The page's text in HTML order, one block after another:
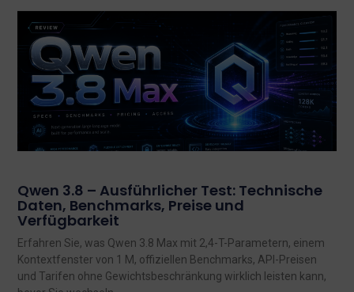
Qwen 3.8 – Ausführlicher Test: Technische
Daten, Benchmarks, Preise und
Verfügbarkeit
Erfahren Sie, was Qwen 3.8 Max mit 2,4-T-Parametern, einem
Kontextfenster von 1 M, offiziellen Benchmarks, API-Preisen
und Tarifen ohne Gewichtsbeschränkung wirklich leisten kann,